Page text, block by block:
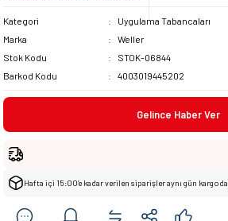
Kategori
Uygulama Tabancaları
Marka
Weller
Stok Kodu
STOK-06844
Barkod Kodu
4003019445202
Gelince Haber Ver
Hafta içi 15:00’e kadar verilen siparişler aynı gün kargoda.